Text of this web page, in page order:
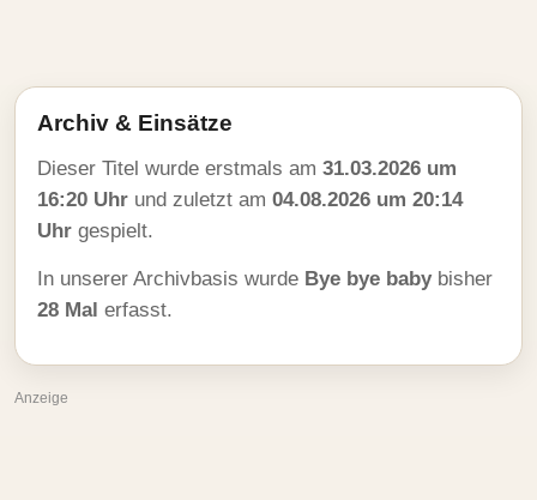
Archiv & Einsätze
Dieser Titel wurde erstmals am 31.03.2026 um
16:20 Uhr und zuletzt am 04.08.2026 um 20:14
Uhr gespielt.
In unserer Archivbasis wurde Bye bye babybisher
28 Mal erfasst.
Anzeige